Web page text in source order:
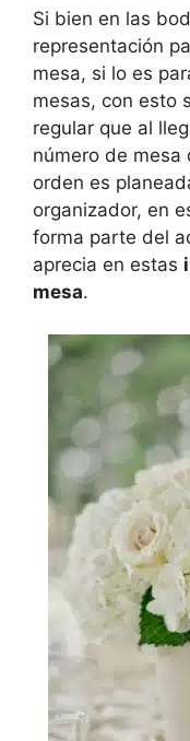
Si bien en las
representación
mesa, si lo es
mesas, con esto
regular que al
número de mesa
orden es
organizador, en
forma parte del
aprecia en estas
mesa.